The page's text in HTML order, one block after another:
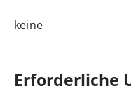
keine
Erforderliche